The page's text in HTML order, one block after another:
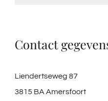
Contact
Liendertseweg 87
3815 BA Amersfoort